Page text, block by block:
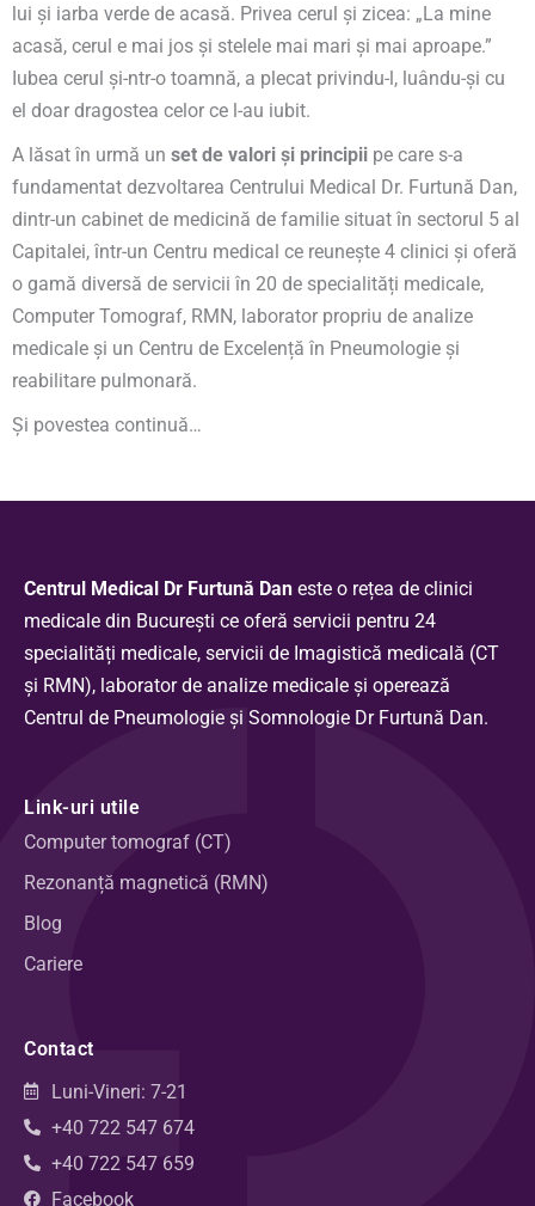
lui și iarba verde de acasă. Privea cerul și zicea: „La mine
acasă, cerul e mai jos și stelele mai mari și mai aproape.”
Iubea cerul și-ntr-o toamnă, a plecat privindu-l, luându-și cu
el doar dragostea celor ce l-au iubit.
A lăsat în urmă un set de valori și principii pe care s-a
fundamentat dezvoltarea Centrului Medical Dr. Furtună Dan,
dintr-un cabinet de medicină de familie situat în sectorul 5 al
Capitalei, într-un Centru medical ce reunește 4 clinici și oferă
o gamă diversă de servicii în 20 de specialități medicale,
Computer Tomograf, RMN, laborator propriu de analize
medicale și un Centru de Excelență în Pneumologie și
reabilitare pulmonară.
Și povestea continuă…
Centrul Medical Dr Furtună Dan este o rețea de clinici
medicale din București ce oferă servicii pentru 24
specialități medicale, servicii de Imagistică medicală (CT
și RMN), laborator de analize medicale și operează
Centrul de Pneumologie și Somnologie Dr Furtună Dan.
Link-uri utile
Computer tomograf (CT)
Rezonanță magnetică (RMN)
Blog
Cariere
Contact
Luni-Vineri: 7-21
+40 722 547 674
+40 722 547 659
Facebook